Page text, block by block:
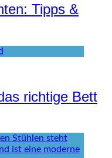
Tipps &
richtige Bett